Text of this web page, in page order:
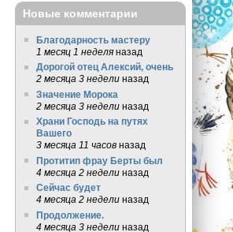
Новые комментарии
Благодарность мастеру
1 месяц 1 неделяназад
Дорогой отец Алексий, очень
2 месяца 3 неделиназад
Значение Морока
2 месяца 3 неделиназад
Храни Господь на путях
Вашего
3 месяца 11 часовназад
Протитип фрау Берты был
4 месяца 2 неделиназад
Сейчас будет
4 месяца 2 неделиназад
Продолжение.
4 месяца 3 неделиназад